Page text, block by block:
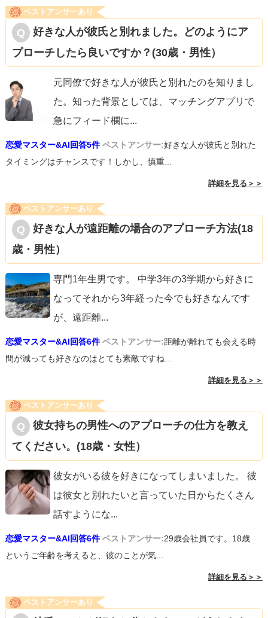
ベストアンサーあり
好きな人が彼氏と別れました。どのようにア
プローチしたら良いですか？(30歳・男性）
元同僚で好きな人が彼氏と別れたのを知りまし
た。知った背景としては、マッチングアプリで
急にフィード欄に...
恋愛マスター&AI回答5件 ベストアンサー:好きな人が彼氏と別れた
タイミングはチャンスです！しかし、慎重...
詳細を見る＞＞
ベストアンサーあり
好きな人が遠距離の場合のアプローチ方法(18
歳・男性）
専門1年生男です。 中学3年の3学期から好きに
なってそれから3年経った今でも好きなんです
が、遠距離...
恋愛マスター&AI回答6件 ベストアンサー:距離が離れても会える時
間が減っても好きなのはとても素敵ですね...
詳細を見る＞＞
ベストアンサーあり
彼女持ちの男性へのアプローチの仕方を教え
てください。(18歳・女性）
彼女がいる彼を好きになってしまいました。 彼
は彼女と別れたいと言っていた日からたくさん
話すようにな...
恋愛マスター&AI回答6件 ベストアンサー:29歳会社員です。18歳
というご年齢を考えると、彼のことが気...
詳細を見る＞＞
ベストアンサーあり